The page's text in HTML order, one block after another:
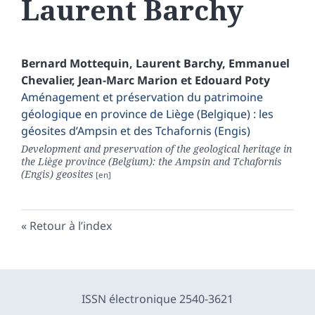
Laurent Barchy
Bernard Mottequin, Laurent Barchy, Emmanuel
Chevalier, Jean-Marc Marion et Edouard Poty
Aménagement et préservation du patrimoine
géologique en province de Liège (Belgique) : les
géosites d’Ampsin et des Tchafornis (Engis)
Development and preservation of the geological heritage in
the Liège province (Belgium): the Ampsin and Tchafornis
(Engis) geosites
Retour à l’index
ISSN électronique 2540-3621